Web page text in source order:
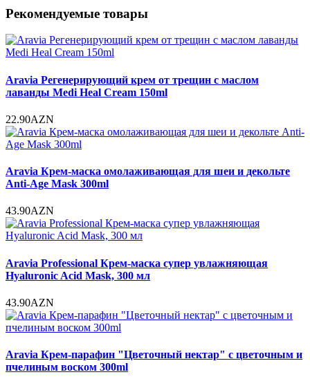
Рекомендуемые товары
Aravia Регенерирующий крем от трещин с маслом
лаванды Medi Heal Cream 150ml
22.90AZN
Aravia Крем-маска омолаживающая для шеи и декольте
Anti-Age Mask 300ml
43.90AZN
Aravia Professional Крем-маска супер увлажняющая
Hyaluronic Acid Mask, 300 мл
43.90AZN
Aravia Крем-парафин "Цветочный нектар" с цветочным и
пчелиным воском 300ml